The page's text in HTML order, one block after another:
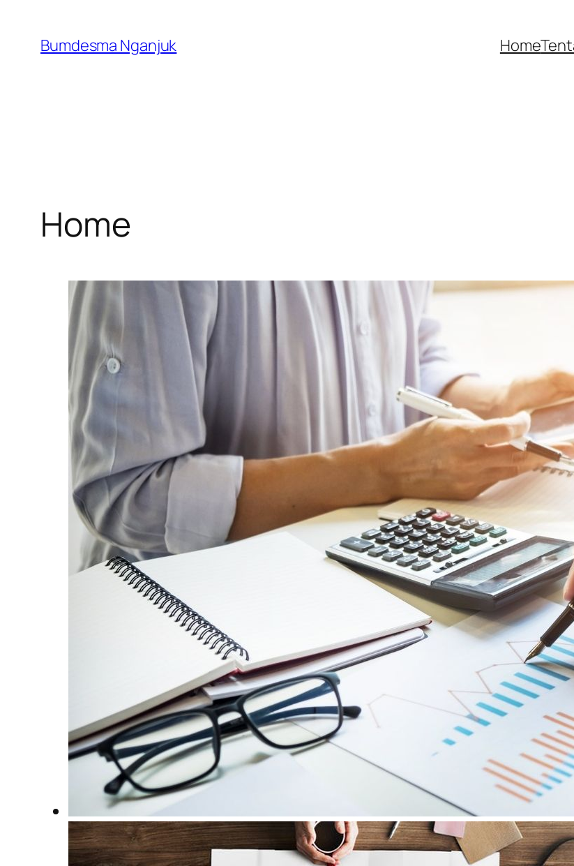
content
Bumdesma Nganjuk Home
Home